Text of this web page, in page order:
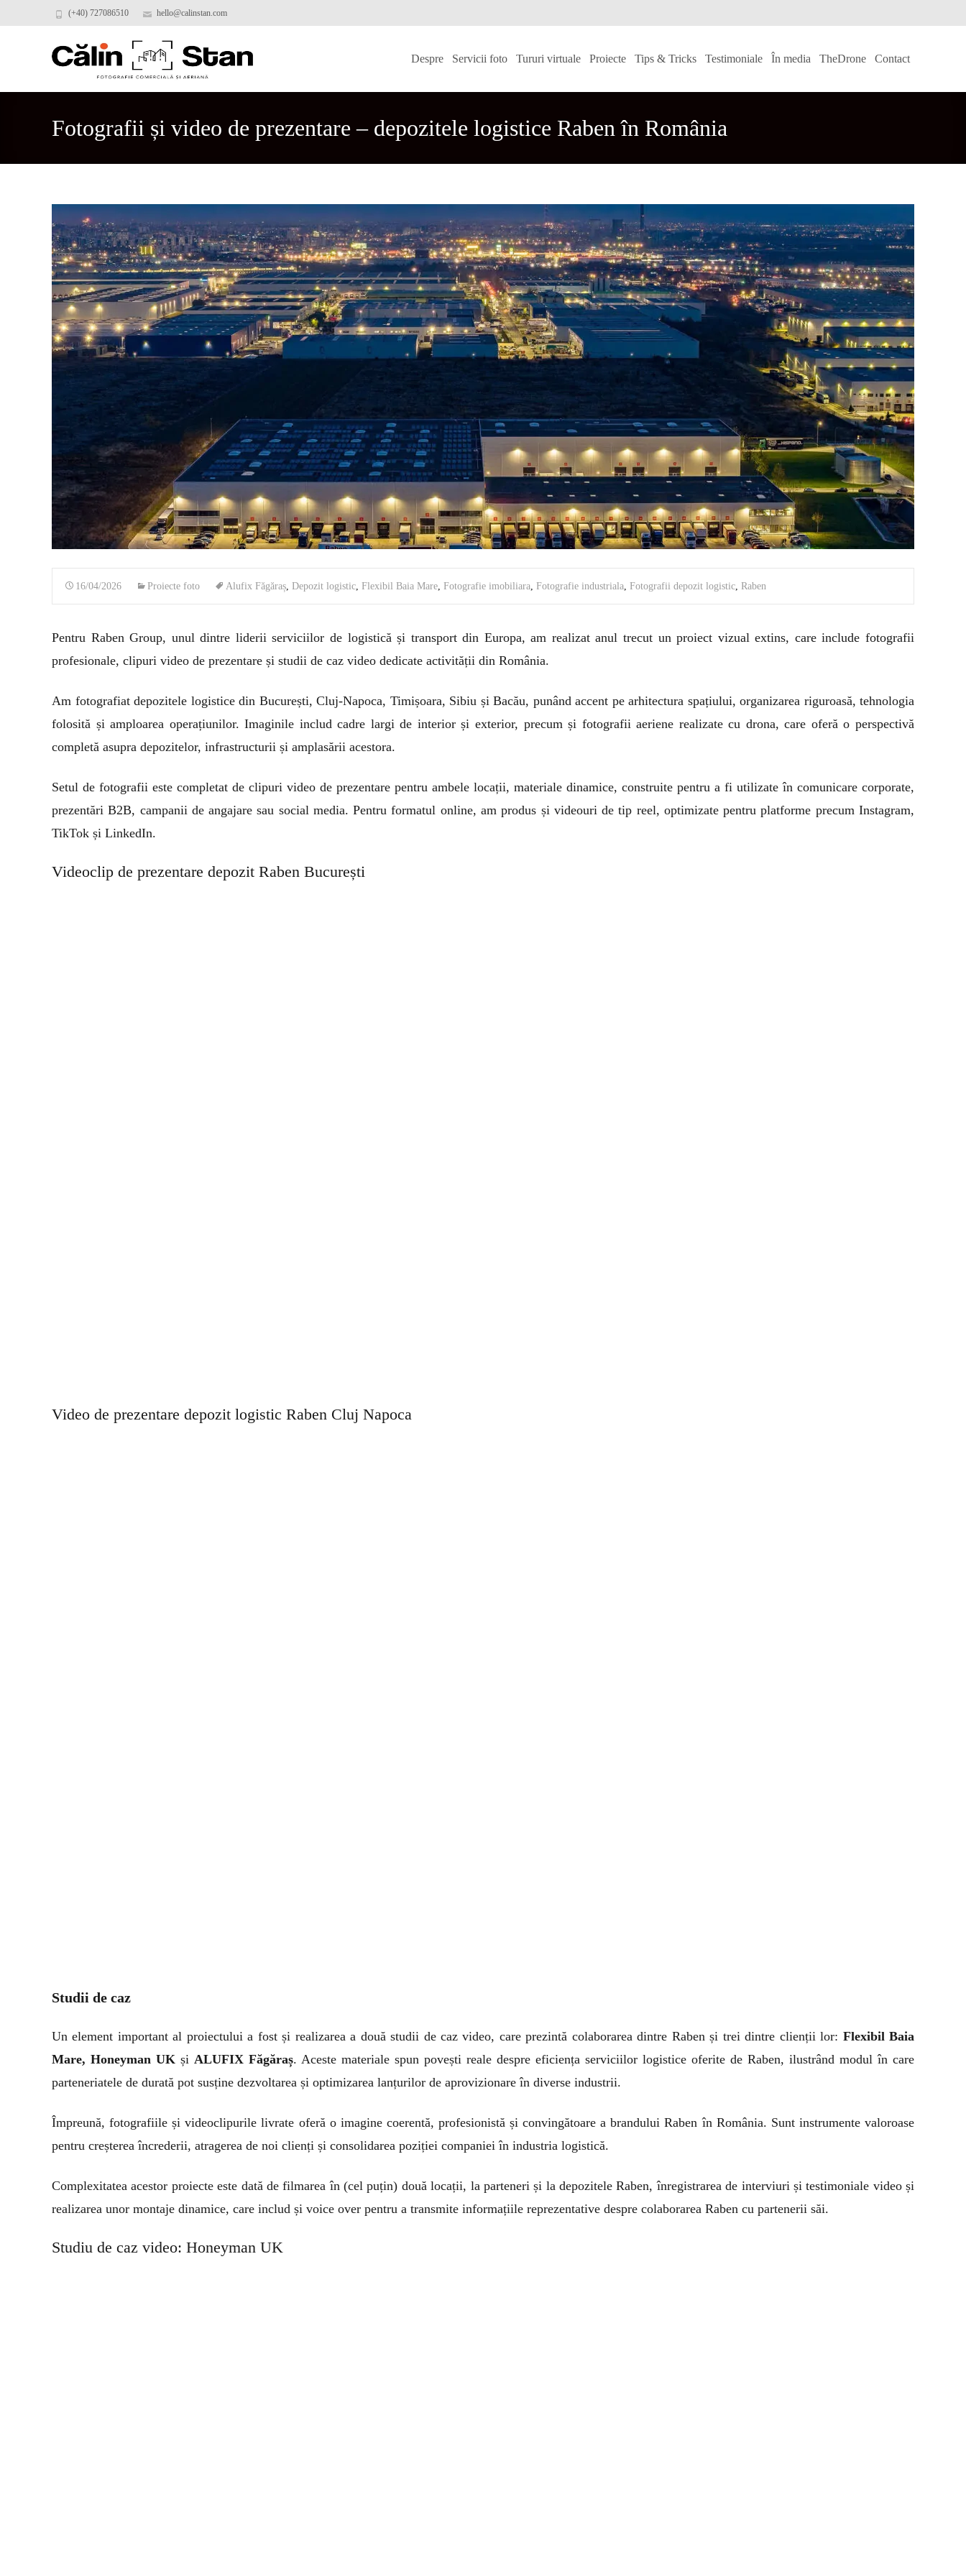
(+40) 727086510 hello@calinstan.com
to
Despre Servicii foto Tururi virtuale Proiecte Tips & Tricks Testimoniale În media TheDrone Contact
Fotografii și video de prezentare – depozitele logistice Raben în România
16/04/2026 Proiecte foto Alufix Făgăraș, Depozit logistic, Flexibil Baia Mare, Fotografie imobiliara, Fotografie industriala, Fotografii depozit logistic, Raben
Pentru Raben Group, unul dintre liderii serviciilor de logistică și transport din Europa, am realizat anul trecut un proiect vizual extins, care include fotografii
profesionale, clipuri video de prezentare și studii de caz video dedicate activității din România.
Am fotografiat depozitele logistice din București, Cluj-Napoca, Timișoara, Sibiu și Bacău, punând accent pe arhitectura spațiului, organizarea riguroasă, tehnologia
folosită și amploarea operațiunilor. Imaginile includ cadre largi de interior și exterior, precum și fotografii aeriene realizate cu drona, care oferă o perspectivă
completă asupra depozitelor, infrastructurii și amplasării acestora.
Setul de fotografii este completat de clipuri video de prezentare pentru ambele locații, materiale dinamice, construite pentru a fi utilizate în comunicare corporate,
prezentări B2B, campanii de angajare sau social media. Pentru formatul online, am produs și videouri de tip reel, optimizate pentru platforme precum Instagram,
TikTok și LinkedIn.
Videoclip de prezentare depozit Raben București
Video de prezentare depozit logistic Raben Cluj Napoca
Studii de caz
Un element important al proiectului a fost și realizarea a două studii de caz video, care prezintă colaborarea dintre Raben și trei dintre clienții lor: Flexibil Baia
Mare, Honeyman UK și ALUFIX Făgăraș. Aceste materiale spun povești reale despre eficiența serviciilor logistice oferite de Raben, ilustrând modul în care
parteneriatele de durată pot susține dezvoltarea și optimizarea lanțurilor de aprovizionare în diverse industrii.
Împreună, fotografiile și videoclipurile livrate oferă o imagine coerentă, profesionistă și convingătoare a brandului Raben în România. Sunt instrumente valoroase
pentru creșterea încrederii, atragerea de noi clienți și consolidarea poziției companiei în industria logistică.
Complexitatea acestor proiecte este dată de filmarea în (cel puțin) două locații, la parteneri și la depozitele Raben, înregistrarea de interviuri și testimoniale video și
realizarea unor montaje dinamice, care includ și voice over pentru a transmite informațiile reprezentative despre colaborarea Raben cu partenerii săi.
Studiu de caz video: Honeyman UK